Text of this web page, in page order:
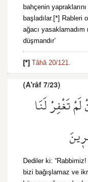
bahçenin
başladılar.[*] Rableri
ağacı
düşmandır’
[*] Tâhâ 20/121.
(A'râf 7/23)
تَغْفِرْ لَنَا
Dediler ki:
bizi bağışlamaz ve